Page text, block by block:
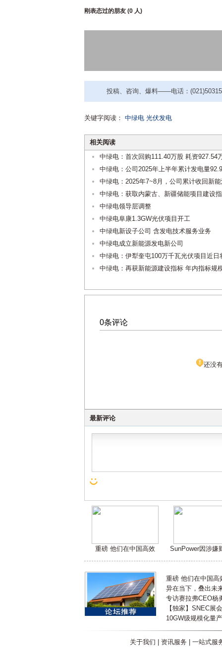
刚表态过的朋友 (0 人)
投稿、咨询、爆料——电话：
关键字阅读： 中绿电 光伏发电
相关阅读
中绿电：首次回购111.40万股 耗资927.54
中绿电：公司2025年上半年累计发电量
中绿电：2025年7~8月，公司累计收回新
中绿电：获取内蒙古、新疆储能项目建设
中绿电领导层调整
中绿电阜康1.3GW光伏项目开工
中绿电新设子公司 含发电技术服务业务
中绿电成立新能源发电新公司
中绿电：伊犁奎屯100万千瓦光伏项目近日
中绿电：再获新能源建设指标 年内指标规
0条评论
还没
最新评论
重磅 他们在中国高效 SunPower因涉嫌
重磅 他们在中国高
异在当下，叠出未
专访赛拉弗CEO杨
【独家】SNEC展
10GW级规模化量
关于我们 | 资讯服务 | 一站式服